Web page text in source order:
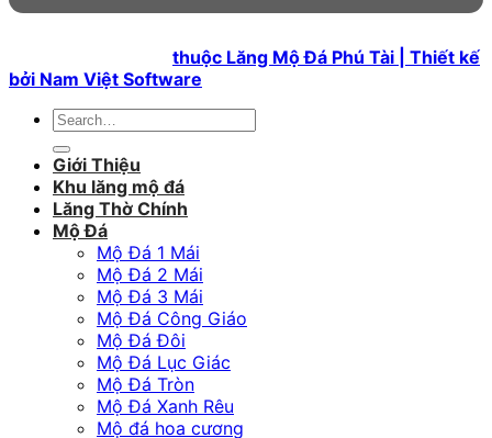
thuộc Lăng Mộ Đá Phú Tài | Thiết kế
bởi Nam Việt Software
Search
Giới Thiệu
Khu lăng mộ đá
Lăng Thờ Chính
Mộ Đá
Mộ Đá 1 Mái
Mộ Đá 2 Mái
Mộ Đá 3 Mái
Mộ Đá Công Giáo
Mộ Đá Đôi
Mộ Đá Lục Giác
Mộ Đá Tròn
Mộ Đá Xanh Rêu
Mộ đá hoa cương